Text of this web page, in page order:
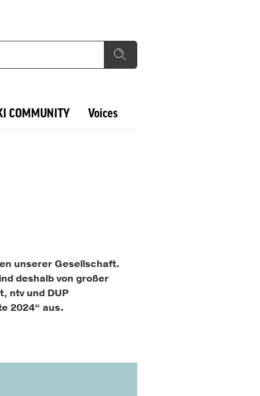
COMMUNITY Voices
unserer Gesellschaft.
deshalb von großer
ntv und DUP
2024“ aus.